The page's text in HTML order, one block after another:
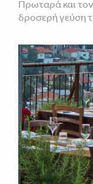
Πρωταρά και
δροσερή γεύση